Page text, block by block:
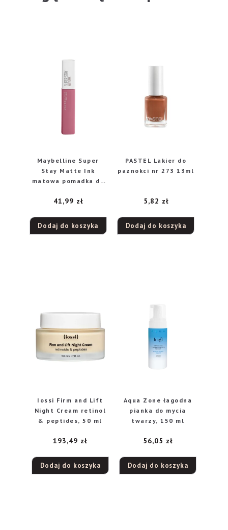
Maybelline Super
Stay Matte Ink
matowa pomadka do
Inspirer, 5 ml
41,99 zł
Dodaj do koszyka
PASTEL Lakier do
paznokci nr 273 13ml
5,82 zł
Dodaj do koszyka
Iossi Firm and Lift
Night Cream retinol
& peptides, 50 ml
193,49 zł
Dodaj do koszyka
Aqua Zone łagodna
pianka do mycia
twarzy, 150 ml
56,05 zł
Dodaj do koszyka